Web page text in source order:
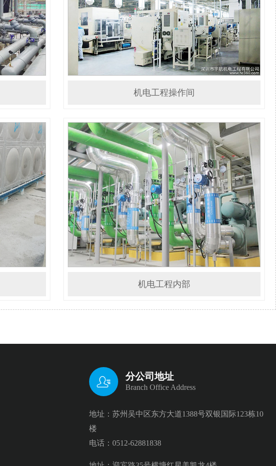
机电工程操作间
机电工程内部
 分公司地址
Branch Office Address
地址：苏州吴中区东方大道1388号双银国际123栋10
楼
电话：0512-62881838